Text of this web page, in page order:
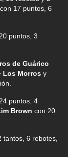
con 17 puntos, 6
puntos, 3
de Guárico
Los Morros y
puntos, 4
Brown con 20
6 rebotes,